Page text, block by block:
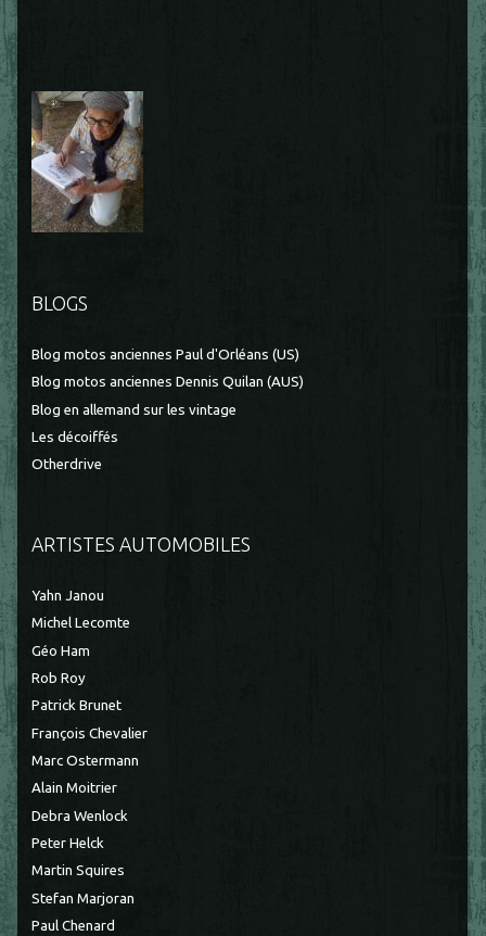
BLOGS
Blog motos anciennes Paul d'Orléans (US)
Blog motos anciennes Dennis Quilan (AUS)
Blog en allemand sur les vintage
Les décoiffés
Otherdrive
ARTISTES AUTOMOBILES
Yahn Janou
Michel Lecomte
Géo Ham
Rob Roy
Patrick Brunet
François Chevalier
Marc Ostermann
Alain Moitrier
Debra Wenlock
Peter Helck
Martin Squires
Stefan Marjoran
Paul Chenard